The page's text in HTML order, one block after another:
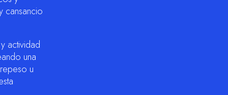
cansancio
actividad
una
u